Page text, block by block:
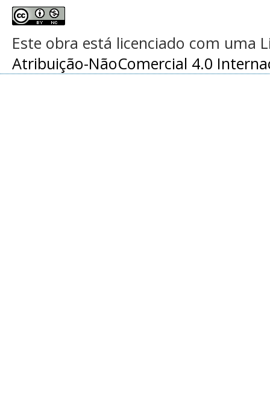
Este obra está licenciado com uma
Atribuição-NãoComercial 4.0